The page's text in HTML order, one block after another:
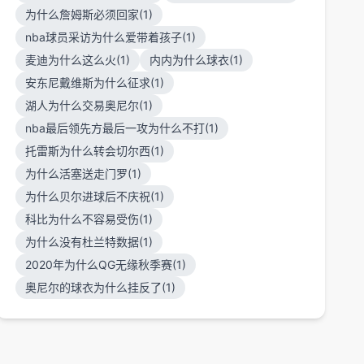
为什么詹姆斯必须回家(1)
nba球员采访为什么爱带着孩子(1)
麦迪为什么这么火(1)
内内为什么球衣(1)
安东尼戴维斯为什么征求(1)
湖人为什么交易奥尼尔(1)
nba最后领先方最后一攻为什么不打(1)
托雷斯为什么转会切尔西(1)
为什么活塞送走门罗(1)
为什么贝尔进球后不庆祝(1)
科比为什么不容易受伤(1)
为什么没有杜兰特数据(1)
2020年为什么QG无缘秋季赛(1)
奥尼尔的球衣为什么挂反了(1)